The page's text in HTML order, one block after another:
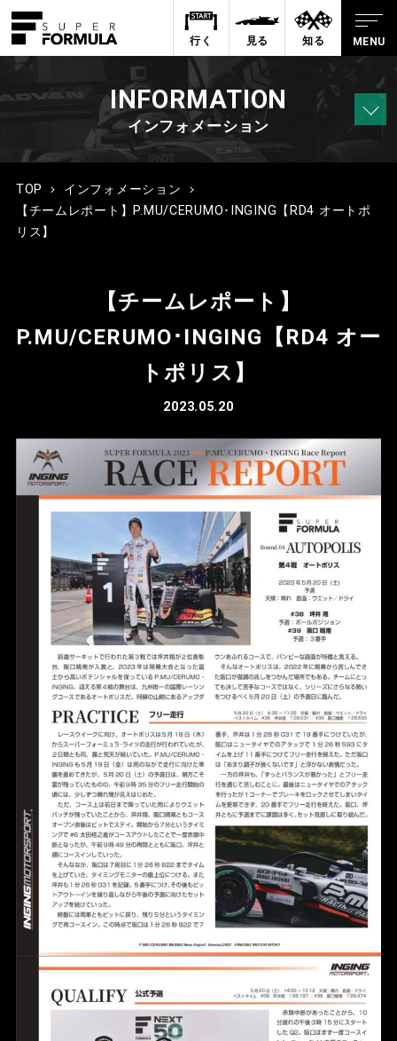
行く 見る 知る
INFORMATION
インフォメーション
TOP
インフォメーション
【チームレポート】P.MU/CERUMO･INGING【RD4 オートポ
リス】
【チームレポート】
P.MU/CERUMO･INGING【RD4 オー
トポリス】
2023.05.20